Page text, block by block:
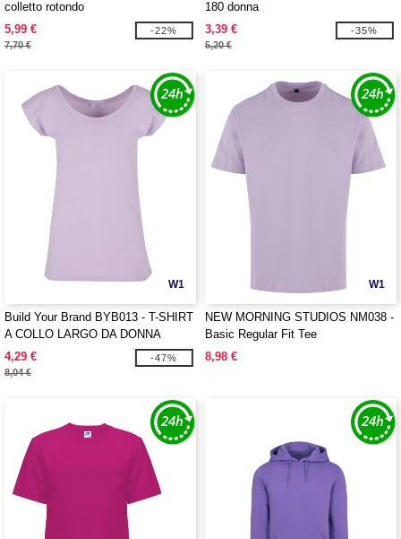
colletto rotondo
5,99 €
7,70 €
-22%
180 donna
3,39 €
5,20 €
-35%
W1
Build Your Brand BYB013 - T-SHIRT
A COLLO LARGO DA DONNA
4,29 €
8,04 €
-47%
W1
NEW MORNING STUDIOS NM038 -
Basic Regular Fit Tee
8,98 €